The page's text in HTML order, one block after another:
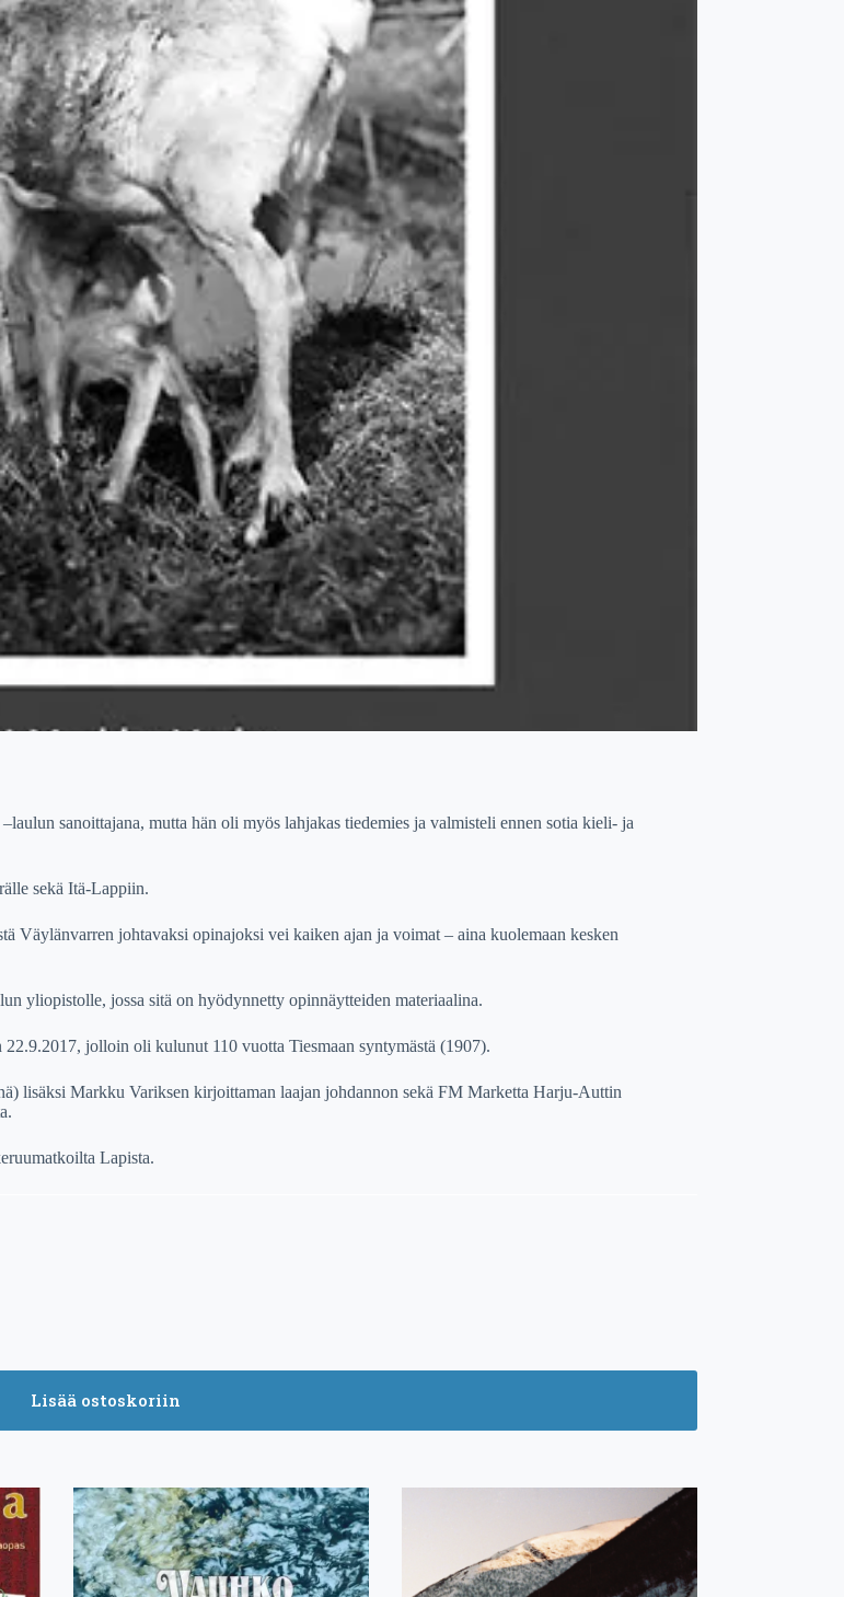
–laulun sanoittajana, mutta hän oli myös lahjakas tiedemies ja valmisteli ennen sotia kieli- ja
älle sekä Itä-Lappiin.
ä Väylänvarren johtavaksi opinajoksi vei kaiken ajan ja voimat – aina kuolemaan kesken
yliopistolle, jossa sitä on hyödynnetty opinnäytteiden materiaalina.
22.9.2017, jolloin oli kulunut 110 vuotta Tiesmaan syntymästä (1907).
ä) lisäksi Markku Variksen kirjoittaman laajan johdannon sekä FM Marketta Harju-Auttin
Lapista.
Lisää ostoskoriin